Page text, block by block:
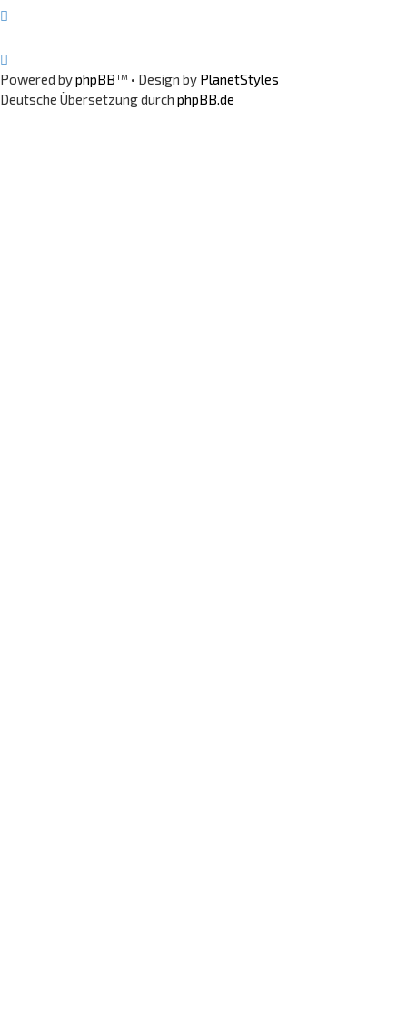
Powered byphpBB™ • Design by PlanetStyles
Deutsche Übersetzung durch phpBB.de